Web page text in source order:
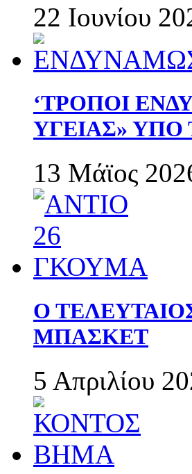
22 Ιουνίου
‘ΤΡΟΠΟΙ
ΥΓΕΙΑΣ»
13 Μάϊος
Ο
ΜΠΑΣΚΕΤ
5 Απριλίου